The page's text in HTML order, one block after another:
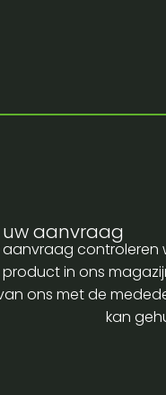
aanvraag
controleren
in ons
ons met de
kan